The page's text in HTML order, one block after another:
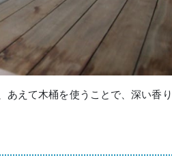
あえて木桶を使うことで、深い香